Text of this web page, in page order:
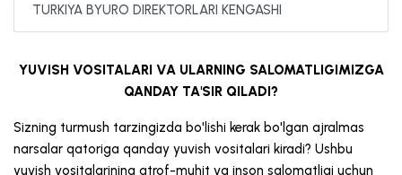
TURKIYA BYURO DIREKTORLARI KENGASHI
YUVISH VOSITALARI VA ULARNING SALOMATLIGIMIZGA
QANDAY TA'SIR QILADI?
Sizning turmush tarzingizda bo'lishi kerak bo'lgan ajralmas
narsalar qatoriga qanday yuvish vositalari kiradi? Ushbu
yuvish vositalarining atrof-muhit va inson salomatligi uchun